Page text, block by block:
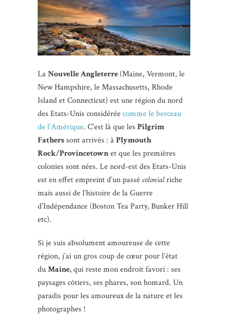
LaNouvelle Angleterre(Maine, Vermont, le
New Hampshire, le Massachusetts, Rhode
Island et Connecticut) est une région du nord
des Etats-Unis considéréecomme le berceau
de l’Amérique. C’est là que les Pilgrim
Fatherssont arrivés : àPlymouth
Rock/Provincetownet que les premières
colonies sont nées. Le nord-est des Etats-Unis
est en effet empreint d’un passé colonialriche
mais aussi de l’histoire de la Guerre
d’Indépendance (Boston Tea Party, Bunker Hill
etc).
Si je suis absolument amoureuse de cette
région, j’ai un gros coup de cœur pour l’état
duMaine,qui reste mon endroit favori : ses
paysages côtiers, ses phares, son homard. Un
paradis pour les amoureux de la nature et les
photographes !